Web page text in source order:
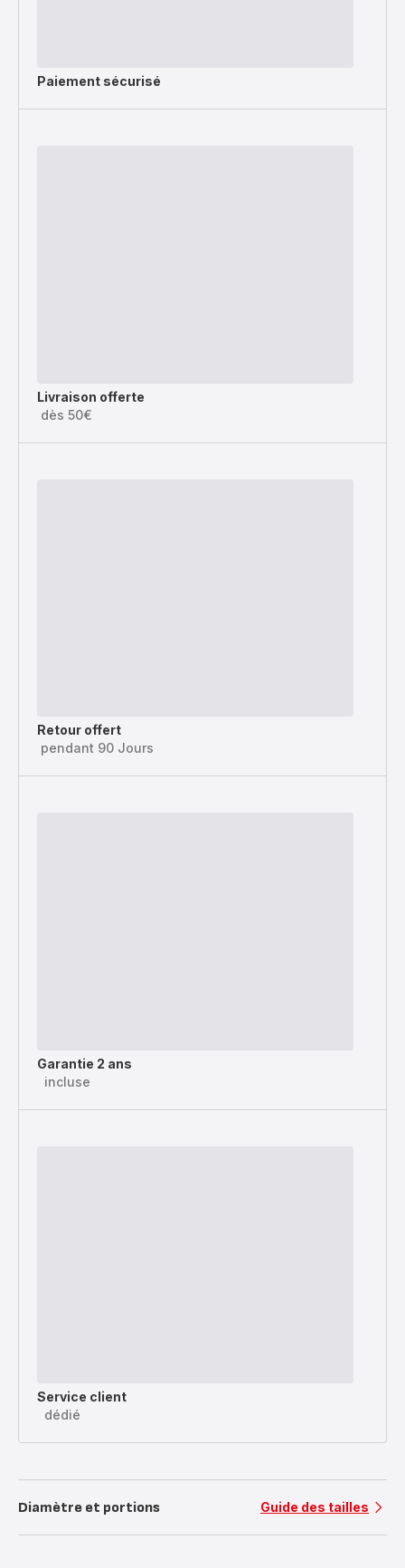
Paiement sécurisé
Livraison offerte
dès 50€
Retour offert
pendant 90 Jours
Garantie 2 ans
incluse
Service client
dédié
Diamètre et portions Guide des tailles